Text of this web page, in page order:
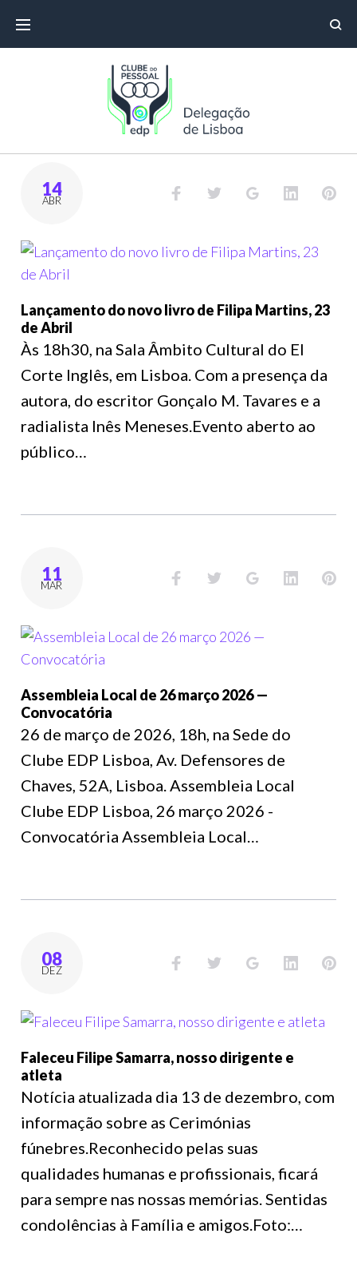
14
ABR
Lançamento do novo livro de Filipa Martins, 23
de Abril
Às 18h30, na Sala Âmbito Cultural do El
Corte Inglês, em Lisboa. Com a presença da
autora, do escritor Gonçalo M. Tavares e a
radialista Inês Meneses.Evento aberto ao
público…
11
MAR
Assembleia Local de 26 março 2026 —
Convocatória
26 de março de 2026, 18h, na Sede do
Clube EDP Lisboa, Av. Defensores de
Chaves, 52A, Lisboa. Assembleia Local
Clube EDP Lisboa, 26 março 2026 -
Convocatória Assembleia Local…
08
DEZ
Faleceu Filipe Samarra, nosso dirigente e
atleta
Notícia atualizada dia 13 de dezembro, com
informação sobre as Cerimónias
fúnebres.Reconhecido pelas suas
qualidades humanas e profissionais, ficará
para sempre nas nossas memórias. Sentidas
condolências à Família e amigos.Foto:…